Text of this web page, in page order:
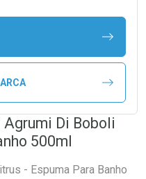
Di Boboli
500ml
- Espuma Para Banho